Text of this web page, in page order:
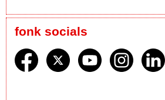
fonk socials